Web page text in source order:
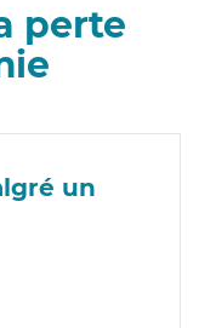
perte
un